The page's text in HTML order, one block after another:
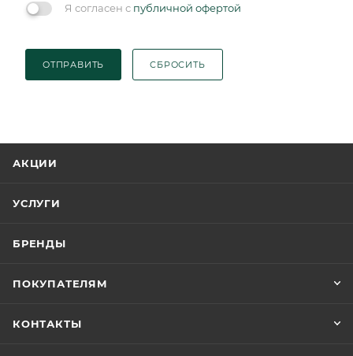
Я согласен с публичной офертой
ОТПРАВИТЬ СБРОСИТЬ
АКЦИИ
УСЛУГИ
БРЕНДЫ
ПОКУПАТЕЛЯМ
КОНТАКТЫ